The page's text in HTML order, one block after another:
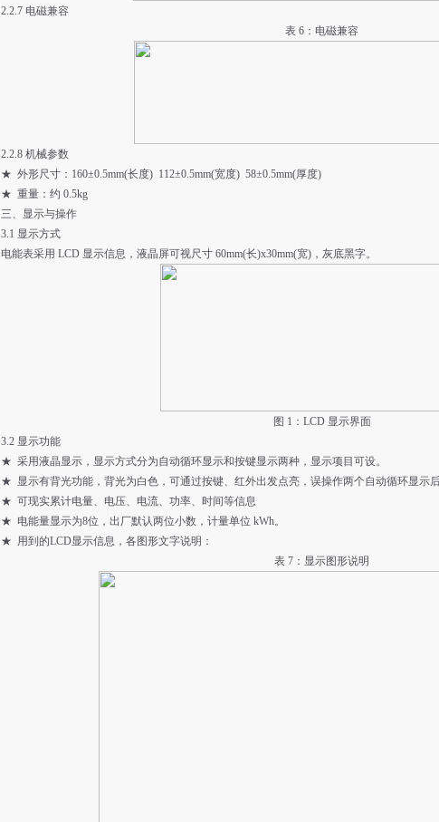
2.2.7 电磁兼容
表 6：电磁兼容
2.2.8 机械参数
★ 外形尺寸：160±0.5mm(长度) 112±0.5mm(宽度) 58±0.5mm(厚度)
★ 重量：约 0.5kg
三、
显示与操作
3.1 显示方式
电能表采用 LCD 显示信息，液晶屏可视尺寸 60mm(长)x30mm(宽)，灰底黑字。
图 1：LCD 显示界面
3.2 显示功能
★ 采用液晶显示，显示方式分为自动循环显示和按键显示两种，显示项目可设。
★ 显示有背光功能，背光为白色，可通过按键、红外出发点亮，误操作两个自动循环显示后
★ 可现实累计电量、电压、电流、功率、时间等信息
★ 电能量显示为8位，出厂默认两位小数，计量单位 kWh。
★ 用到的LCD显示信息，各图形文字说明：
表 7：显示图形说明